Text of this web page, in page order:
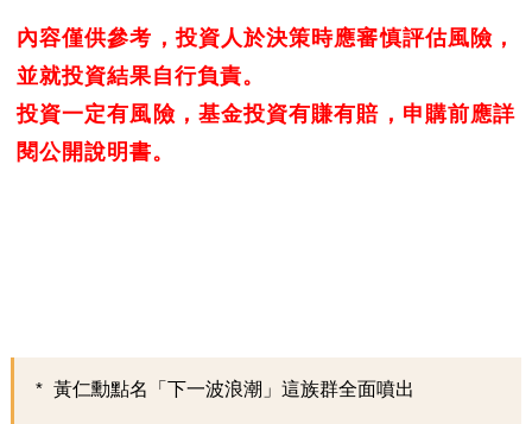
內容僅供參考，投資人於決策時應審慎評估風險，
並就投資結果自行負責。
投資一定有風險，基金投資有賺有賠，申購前應詳
閱公開說明書。
黃仁勳點名「下一波浪潮」這族群全面噴出